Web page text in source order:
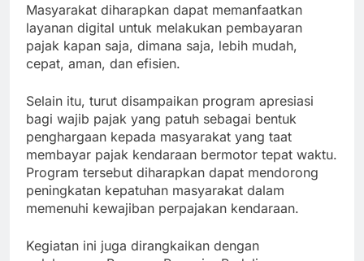
Masyarakat diharapkan dapat memanfaatkan
layanan digital untuk melakukan pembayaran
pajak kapan saja, dimana saja, lebih mudah,
cepat, aman, dan efisien.
Selain itu, turut disampaikan program apresiasi
bagi wajib pajak yang patuh sebagai bentuk
penghargaan kepada masyarakat yang taat
membayar pajak kendaraan bermotor tepat waktu.
Program tersebut diharapkan dapat mendorong
peningkatan kepatuhan masyarakat dalam
memenuhi kewajiban perpajakan kendaraan.
Kegiatan ini juga dirangkaikan dengan